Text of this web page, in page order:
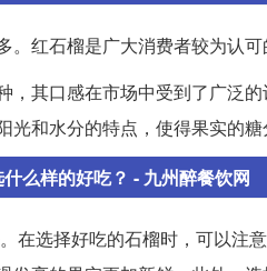
红石榴是广大消费者较为认可
，其口感在市场中受到了广泛
和水分的特点，使得果实的糖
么样的好吃？ - 九州醉餐饮网
在选择好吃的石榴时，可以注